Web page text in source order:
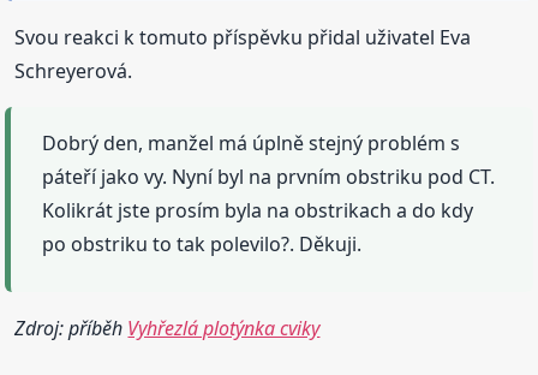
Svou reakci k tomuto příspěvku přidal uživatel Eva
Schreyerová.
Dobrý den, manžel má úplně stejný problém s
páteří jako vy. Nyní byl na prvním obstriku pod CT.
Kolikrát jste prosím byla na obstrikach a do kdy
po obstriku to tak polevilo?. Děkuji.
Zdroj: příběh Vyhřezlá plotýnka cviky